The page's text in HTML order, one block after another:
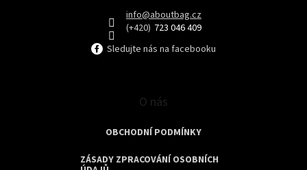
info@aboutbag.cz
723 046 409
Sledujte nás na facebooku
O nás
OBCHODNÍ PODMÍNKY
ZÁSADY ZPRACOVÁNÍ OSOBNÍCH